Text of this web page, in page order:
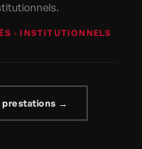
· INSTITUTIONNELS
prestations →